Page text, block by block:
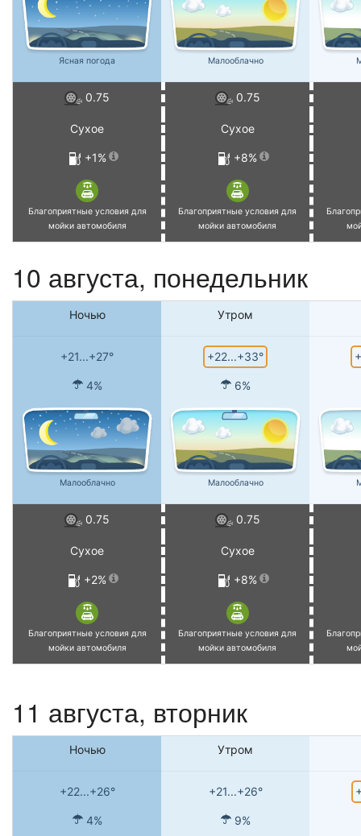
Ясная погода Малооблачно
0.75 0.75
Сухое Сухое
+1% +8%
Благоприятные условия для
мойки автомобиля
Благоприятные условия для
мойки автомобиля
10 августа, понедельник
Ночью Утром
+21...+27° +22...+33°
4% 6%
Малооблачно Малооблачно
0.75 0.75
Сухое Сухое
+2% +8%
Благоприятные условия для
мойки автомобиля
Благоприятные условия для
мойки автомобиля
11 августа, вторник
Ночью Утром
+22...+26° +21...+26°
4% 9%